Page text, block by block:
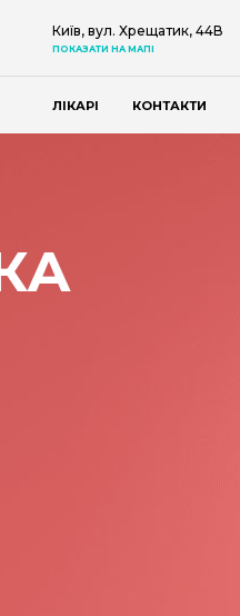
Київ, вул. Хрещатик, 44В
ПОКАЗАТИ НА МАПІ
ЛІКАРІ КОНТАКТИ